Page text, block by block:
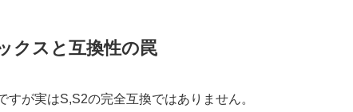
クスと互換性の罠
が実はS,S2の完全互換ではありません。